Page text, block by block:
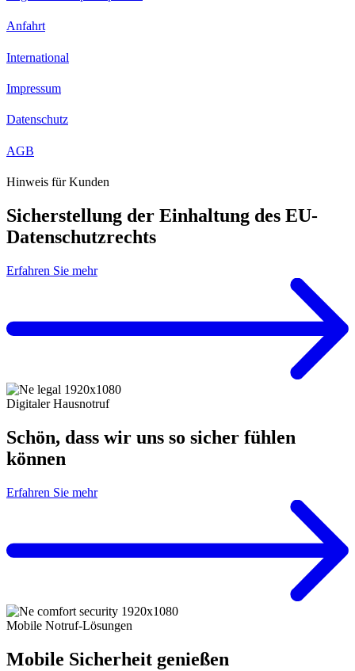
Anfahrt
International
Impressum
Datenschutz
AGB
Hinweis für Kunden
Sicherstellung der Einhaltung des EU-
Datenschutzrechts
Erfahren Sie mehr
Digitaler Hausnotruf
Schön, dass wir uns so sicher fühlen
können
Erfahren Sie mehr
Mobile Notruf-Lösungen
Mobile Sicherheit genießen